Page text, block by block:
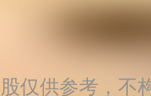
仅供参考，不